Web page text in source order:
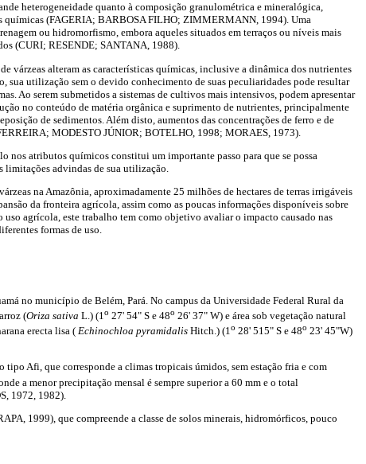
heterogeneidade quanto à composição granulométrica e mineralógica,
químicas (FAGERIA; BARBOSA FILHO; ZIMMERMANN, 1994). Uma
ou hidromorfismo, embora aqueles situados em terraços ou níveis mais
(CURI; RESENDE; SANTANA, 1988).
várzeas alteram as características químicas, inclusive a dinâmica dos nutrientes
utilização sem o devido conhecimento de suas peculiaridades pode resultar
Ao serem submetidos a sistemas de cultivos mais intensivos, podem apresentar
no conteúdo de matéria orgânica e suprimento de nutrientes, principalmente
de sedimentos. Além disto, aumentos das concentrações de ferro e de
MODESTO JÚNIOR; BOTELHO, 1998; MORAES, 1973).
nos atributos químicos constitui um importante passo para que se possa
limitações advindas de sua utilização.
na Amazônia, aproximadamente 25 milhões de hectares de terras irrigáveis
da fronteira agrícola, assim como as poucas informações disponíveis sobre
uso agrícola, este trabalho tem como objetivo avaliar o impacto causado nas
formas de uso.
no município de Belém, Pará. No campus da Universidade Federal Rural da
(Oriza sativa L.) (1 o 27' 54" S e 48o 26' 37" W) e área sob vegetação natural
erecta lisa ( Echinochloa pyramidalis Hitch.) (1o 28' 515" S e 48o 23' 45"W)
Afi, que corresponde a climas tropicais úmidos, sem estação fria e com
a menor precipitação mensal é sempre superior a 60 mm e o total
1972, 1982).
1999), que compreende a classe de solos minerais, hidromórficos, pouco